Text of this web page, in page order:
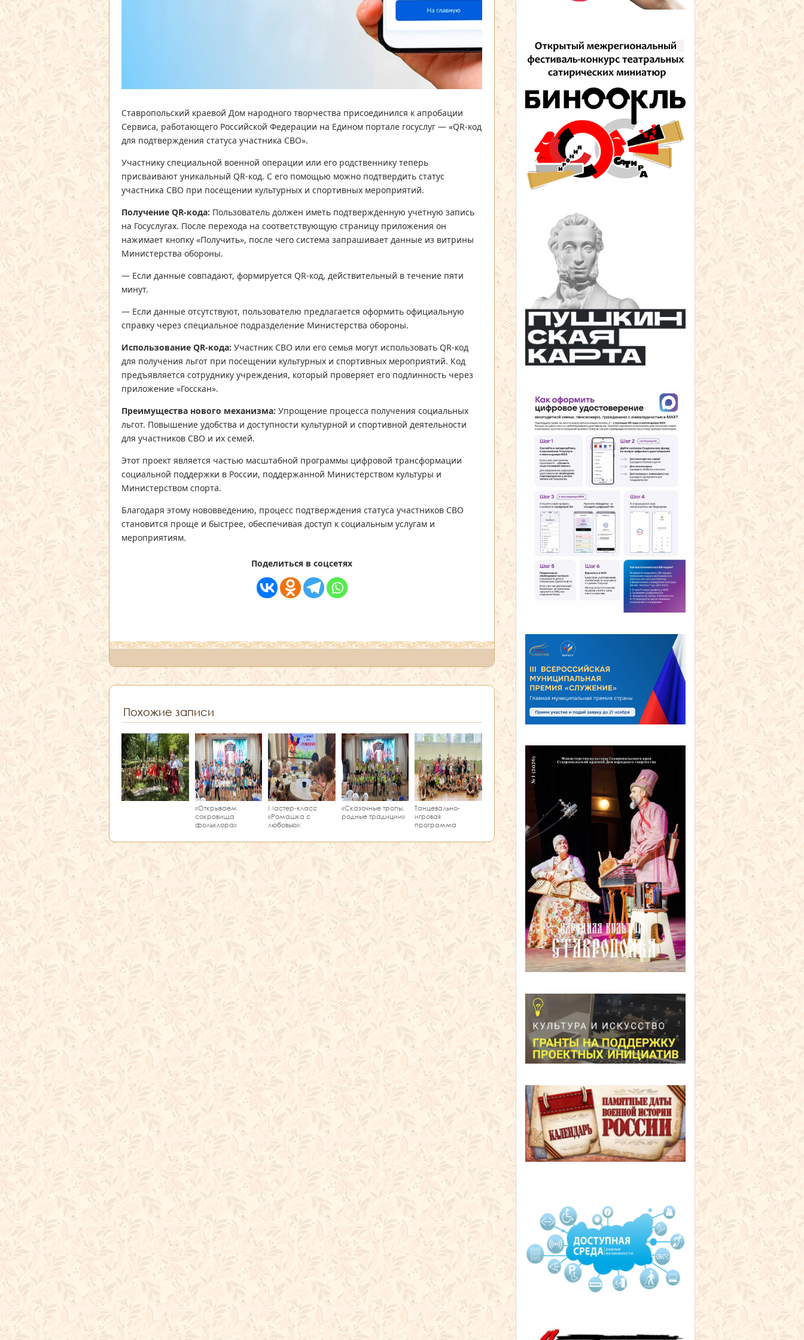
Ставропольский краевой Дом народного творчества присоединился к апробации
Сервиса, работающего Российской Федерации на Едином портале госуслуг — «QR-код
для подтверждения статуса участника СВО».
Участнику специальной военной операции или его родственнику теперь
присваивают уникальный QR-код. С его помощью можно подтвердить статус
участника СВО при посещении культурных и спортивных мероприятий.
Получение QR-кода: Пользователь должен иметь подтвержденную учетную запись
на Госуслугах. После перехода на соответствующую страницу приложения он
нажимает кнопку «Получить», после чего система запрашивает данные из витрины
Министерства обороны.
— Если данные совпадают, формируется QR-код, действительный в течение пяти
минут.
— Если данные отсутствуют, пользователю предлагается оформить официальную
справку через специальное подразделение Министерства обороны.
Использование QR-кода: Участник СВО или его семья могут использовать QR-код
для получения льгот при посещении культурных и спортивных мероприятий. Код
предъявляется сотруднику учреждения, который проверяет его подлинность через
приложение «Госскан».
Преимущества нового механизма: Упрощение процесса получения социальных
льгот. Повышение удобства и доступности культурной и спортивной деятельности
для участников СВО и их семей.
Этот проект является частью масштабной программы цифровой трансформации
социальной поддержки в России, поддержанной Министерством культуры и
Министерством спорта.
Благодаря этому нововведению, процесс подтверждения статуса участников СВО
становится проще и быстрее, обеспечивая доступ к социальным услугам и
мероприятиям.
Поделиться в соцсетях
Похожие записи
«Открываем
сокровища
фольклора»
Мастер‑класс
«Ромашка с
любовью»:
краеведение в
«Сказочные тропы,
родные традиции»
Танцевально-
игровая
программа